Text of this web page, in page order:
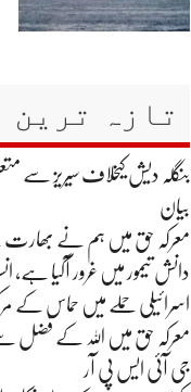
تازہ ترین
بنگلہ دیش کیخلاف سیریز سے
بیان
معرکہ حق میں ہم نے بھارت کے 8 جہاز گرائے، ڈپٹی چیف آف ائیر اسٹاف
دانش تیمور میں غرور آگیا ہے،
اسرائیلی حملے میں حماس کے
معرکہ حق میں اللہ کے
جی آئی ایس پی آر